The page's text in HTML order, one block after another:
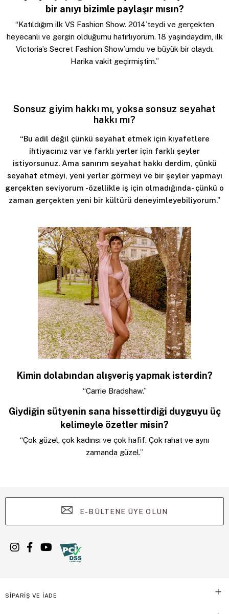
bir anıyı bizimle paylaşır mısın?
“Katıldığım ilk VS Fashion Show. 2014’teydi ve gerçekten
heyecanlı ve gergin olduğumu hatırlıyorum. 18 yaşındaydım, ilk
Victoria’s Secret Fashion Show’umdu ve büyük bir olaydı.
Harika vakit geçirmiştim.”
Sonsuz giyim hakkı mı, yoksa sonsuz seyahat
hakkı mı?
“Bu adil değil çünkü seyahat etmek için kıyafetlere
ihtiyacınız var ve farklı yerler için farklı şeyler
istiyorsunuz. Ama sanırım seyahat hakkı derdim, çünkü
seyahat etmeyi, yeni yerler görmeyi ve bir şeyler yapmayı
gerçekten seviyorum -özellikle iş için olmadığında- çünkü o
zaman gerçekten yeni bir kültürü deneyimleyebiliyorum.”
Kimin dolabından alışveriş yapmak isterdin?
“Carrie Bradshaw.”
Giydiğin sütyenin sana hissettirdiği duyguyu üç
kelimeyle özetler misin?
“Çok güzel, çok kadınsı ve çok hafif. Çok rahat ve aynı
zamanda güzel.”
E-BÜLTENE ÜYE OLUN
SİPARİŞ VE İADE